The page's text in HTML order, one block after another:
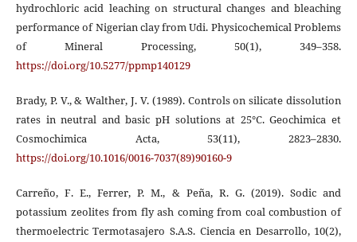
hydrochloric acid leaching on structural changes and bleaching
performance of Nigerian clay from Udi. Physicochemical Problems
of Mineral Processing, 50(1), 349–358.
https://doi.org/10.5277/ppmp140129
Brady, P. V., & Walther, J. V. (1989). Controls on silicate dissolution
rates in neutral and basic pH solutions at 25°C. Geochimica et
Cosmochimica Acta, 53(11), 2823–2830.
https://doi.org/10.1016/0016-7037(89)90160-9
Carreño, F. E., Ferrer, P. M., & Peña, R. G. (2019). Sodic and
potassium zeolites from fly ash coming from coal combustion of
thermoelectric Termotasajero S.A.S. Ciencia en Desarrollo, 10(2),